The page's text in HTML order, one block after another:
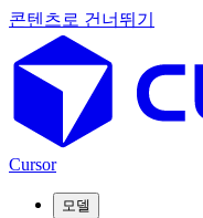
콘텐츠로 건너뛰기
Cursor
모델